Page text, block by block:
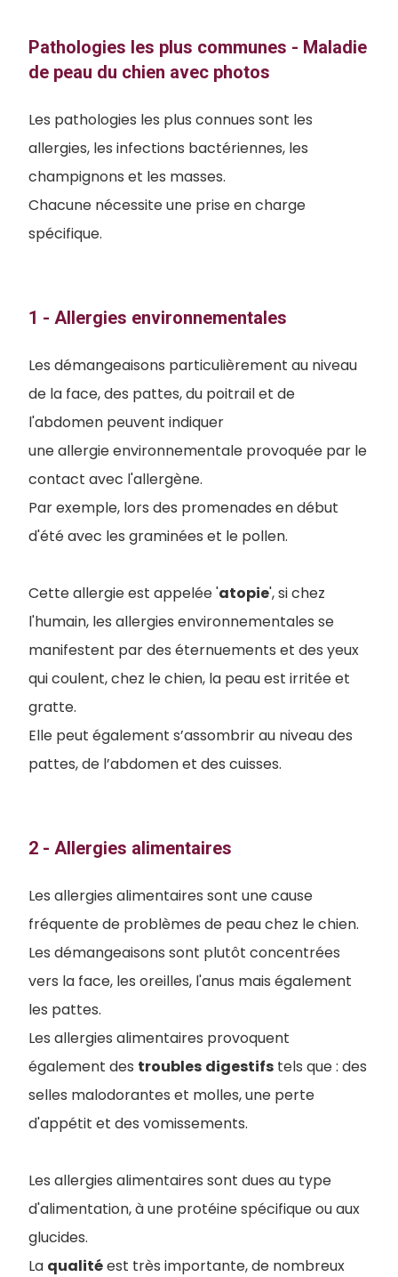
Pathologies les plus communes - Maladie
de peau du chien avec photos
Les pathologies les plus connues sont les
allergies, les infections bactériennes, les
champignons et les masses.
Chacune nécessite une prise en charge
spécifique.
1 - Allergies environnementales
Les démangeaisons particulièrement au niveau
de la face, des pattes, du poitrail et de
l'abdomen peuvent indiquer
une allergie environnementale provoquée par le
contact avec l'allergène.
Par exemple, lors des promenades en début
d'été avec les graminées et le pollen.
Cette allergie est appelée 'atopie', si chez
l'humain, les allergies environnementales se
manifestent par des éternuements et des yeux
qui coulent, chez le chien, la peau est irritée et
gratte.
Elle peut également s’assombrir au niveau des
pattes, de l’abdomen et des cuisses.
2 - Allergies alimentaires
Les allergies alimentaires sont une cause
fréquente de problèmes de peau chez le chien.
Les démangeaisons sont plutôt concentrées
vers la face, les oreilles, l'anus mais également
les pattes.
Les allergies alimentaires provoquent
également des troubles digestifs tels que : des
selles malodorantes et molles, une perte
d'appétit et des vomissements.
Les allergies alimentaires sont dues au type
d'alimentation, à une protéine spécifique ou aux
glucides.
La qualitéest très importante, de nombreux